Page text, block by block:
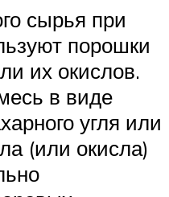
сырья при
порошки
их окислов.
в виде
угля или
(или окисла)